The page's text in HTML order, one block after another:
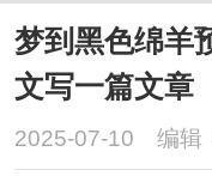
梦到黑色绵羊
文写一篇文章
2025-07-10 编辑